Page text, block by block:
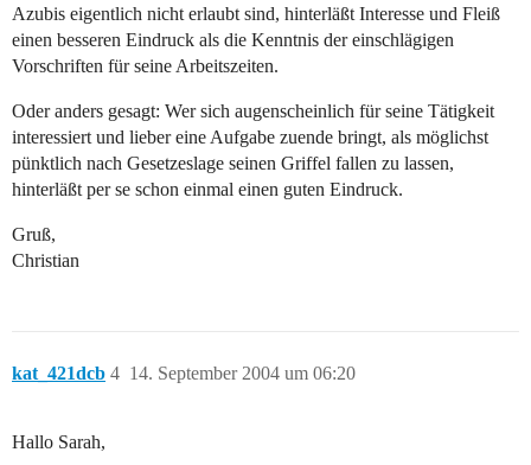
Azubis eigentlich nicht erlaubt sind, hinterläßt Interesse und Fleiß
einen besseren Eindruck als die Kenntnis der einschlägigen
Vorschriften für seine Arbeitszeiten.
Oder anders gesagt: Wer sich augenscheinlich für seine Tätigkeit
interessiert und lieber eine Aufgabe zuende bringt, als möglichst
pünktlich nach Gesetzeslage seinen Griffel fallen zu lassen,
hinterläßt per se schon einmal einen guten Eindruck.
Gruß,
Christian
kat_421dcb 14. September 2004 um 06:20
4
Hallo Sarah,